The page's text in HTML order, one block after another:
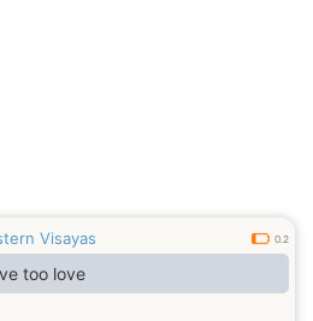
Visayas 0.2
too love